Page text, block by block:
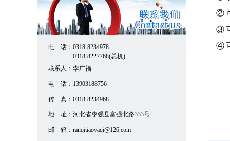
电 话： 0318-8234978
0318-8227768(总机)
联系人： 李广福
电 话： 13903188756
传 真： 0318-8234968
地 址： 河北省枣强县富强北路333号
邮 箱： ranqitiaoyaqi@126.com
② 可
③ 可
④ 可